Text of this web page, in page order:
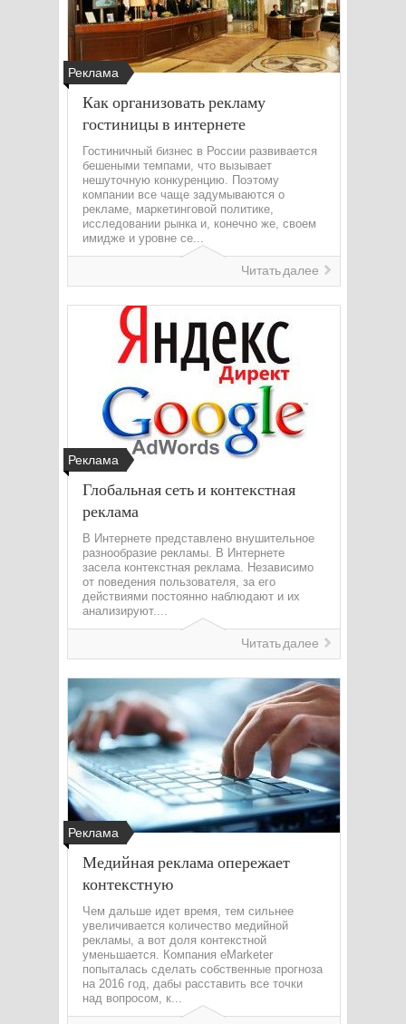
Реклама
Как организовать рекламу
гостиницы в интернете
Гостиничный бизнес в России развивается
бешеными темпами, что вызывает
нешуточную конкуренцию. Поэтому
компании все чаще задумываются о
рекламе, маркетинговой политике,
исследовании рынка и, конечно же, своем
имидже и уровне се...
Читать далее
Реклама
Глобальная сеть и контекстная
реклама
В Интернете представлено внушительное
разнообразие рекламы. В Интернете
засела контекстная реклама. Независимо
от поведения пользователя, за его
действиями постоянно наблюдают и их
анализируют....
Читать далее
Реклама
Медийная реклама опережает
контекстную
Чем дальше идет время, тем сильнее
увеличивается количество медийной
рекламы, а вот доля контекстной
уменьшается. Компания eMarketer
попыталась сделать собственные прогноза
на 2016 год, дабы расставить все точки
над вопросом, к...